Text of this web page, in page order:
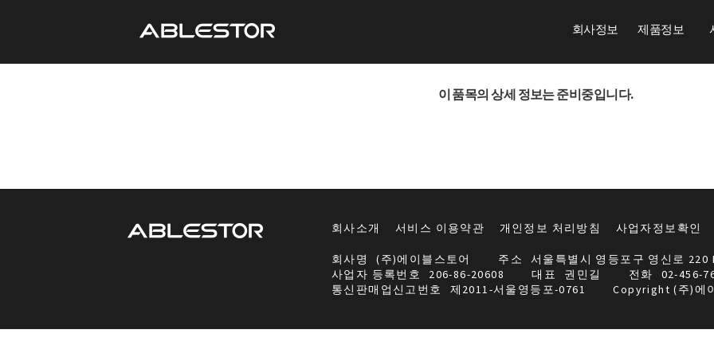
회사정보 제품정보
이 품목의 상세 정보는 준비중입니다.
회사소개 서비스 이용약관 개인정보 처리방침 사업자정보확인
회사명 (주)에이블스토어 주소
서울특별시 영등포구 영신로 220
사업자 등록번호
206-86-20608 대표 권민길 전화
02-456-
통신판매업신고번호
제2011-서울영등포-0761 Copyright (주)에